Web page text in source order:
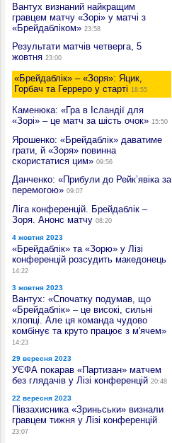
Вантух визнаний найкращим
гравцем матчу «Зорі» у матчі з
«Брейдабліком» 23:58
Результати матчів четверга, 5
жовтня 23:00
«Брейдаблік» – «Зоря»: Яцик,
Горбач та Герреро у старті 18:55
Каменюка: «Гра в Ісландії для
«Зорі» – це матч за шість очок» 15:50
Ярошенко: «Брейдаблік» даватиме
грати, й «Зоря» повинна
скористатися цим» 09:56
Данченко: «Прибули до Рейк’явіка за
перемогою» 09:07
Ліга конференцій. Брейдаблік –
Зоря. Анонс матчу 08:20
4 жовтня 2023
«Брейдаблік» та «Зорю» у Лізі
конференцій розсудить македонець
14:22
3 жовтня 2023
Вантух: «Спочатку подумав, що
«Брейдаблік» – це високі, сильні
хлопці. Але ця команда чудово
комбінує та круто працює з м'ячем»
14:23
29 вересня 2023
УЄФА покарав «Партизан» матчем
без глядачів у Лізі конференцій 20:48
22 вересня 2023
Півзахисника «Зриньськи» визнали
гравцем тижня у Лізі конференцій
23:07